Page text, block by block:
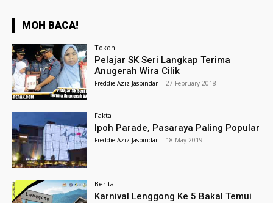
MOH BACA!
Tokoh
Pelajar SK Seri Langkap Terima
Anugerah Wira Cilik
Freddie Aziz Jasbindar - 27 February 2018
Fakta
Ipoh Parade, Pasaraya Paling Popular
Freddie Aziz Jasbindar - 18 May 2019
Berita
Karnival Lenggong Ke 5 Bakal Temui